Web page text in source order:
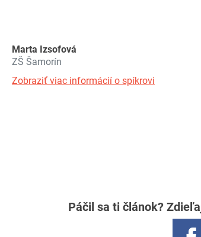
Marta Izsofová
ZŠ Šamorín
Zobraziť viac informácií o spíkrovi
Páčil sa ti článok?